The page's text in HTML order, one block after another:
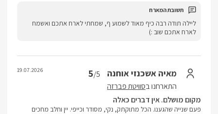
ליילה תודה רבה כיף מאוד לשמוע ף, שמחתי לארח אתכם ואשמח
לארח אתכם שוב :)
מאיה אשכנזי אוחנה 5/5
התארחנו בסוויטת פברזה
19.07.2026
מקום מושלם. אין דברים כאלה
פעם שנייה שהגענו. הכל מתוקתק, נקי, מסודר וכייפי. יין וחלב מחכים